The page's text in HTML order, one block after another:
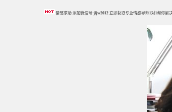
情感求助 添加微信号 jljw2012 立即获取专业情感导师1对1帮你解